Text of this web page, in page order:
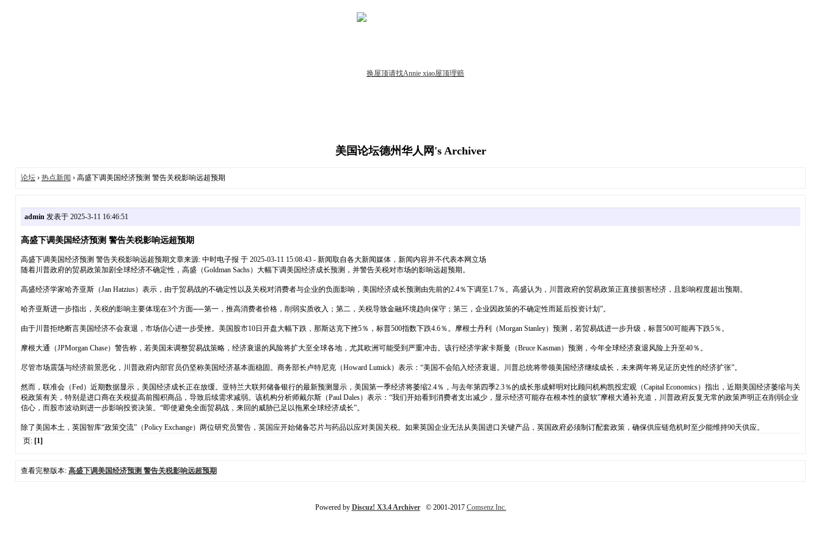
美国论坛德州华人网's Archiver
论坛› 热点新闻 › 高盛下调美国经济预测 警告关税影响远超预期
admin发表于 2025-3-11 16:46:51
高盛下调美国经济预测 警告关税影响远超预期
高盛下调美国经济预测 警告关税影响远超预期文章来源: 中时电子报 于 2025-03-11 15:08:43 - 新闻取自各大新闻媒体，新闻内容并不代表本网立场
随着川普政府的贸易政策加剧全球经济不确定性，高盛（Goldman Sachs）大幅下调美国经济成长预测，并警告关税对市场的影响远超预期。
高盛经济学家哈齐亚斯（Jan Hatzius）表示，由于贸易战的不确定性以及关税对消费者与企业的负面影响，美国经济成长预测由先前的2.4％下调至1.7％。高盛认为，川普政府的贸易政策正直接损害经济，且影响程度超出预期。
哈齐亚斯进一步指出，关税的影响主要体现在3个方面──第一，推高消费者价格，削弱实质收入；第二，关税导致金融环境趋向保守；第三，企业因政策的不确定性而延后投资计划”。
由于川普拒绝断言美国经济不会衰退，市场信心进一步受挫。美国股市10日开盘大幅下跌，那斯达克下挫5％，标普500指数下跌4.6％。摩根士丹利（Morgan Stanley）预测，若贸易战进一步升级，标普500可能再下跌5％。
摩根大通（JPMorgan Chase）警告称，若美国未调整贸易战策略，经济衰退的风险将扩大至全球各地，尤其欧洲可能受到严重冲击。该行经济学家卡斯曼（Bruce Kasman）预测，今年全球经济衰退风险上升至40％。
尽管市场震荡与经济前景恶化，川普政府内部官员仍坚称美国经济基本面稳固。商务部长卢特尼克（Howard Lutnick）表示：“美国不会陷入经济衰退。川普总统将带领美国经济继续成长，未来两年将见证历史性的经济扩张”。
然而，联准会（Fed）近期数据显示，美国经济成长正在放缓。亚特兰大联邦储备银行的最新预测显示，美国第一季经济将萎缩2.4％，与去年第四季2.3％的成长形成鲜明对比顾问机构凯投宏观（Capital Economics）指出，近期美国经济萎缩与关
税政策有关，特别是进口商在关税提高前囤积商品，导致后续需求减弱。该机构分析师戴尔斯（Paul Dales）表示：“我们开始看到消费者支出减少，显示经济可能存在根本性的疲软”摩根大通补充道，川普政府反复无常的政策声明正在削弱企业
信心，而股市波动则进一步影响投资决策。“即使避免全面贸易战，来回的威胁已足以拖累全球经济成长”。
除了美国本土，英国智库“政策交流”（Policy Exchange）两位研究员警告，英国应开始储备芯片与药品以应对美国关税。如果英国企业无法从美国进口关键产品，英国政府必须制订配套政策，确保供应链危机时至少能维持90天供应。
页: [1]
查看完整版本: 高盛下调美国经济预测 警告关税影响远超预期
Powered by Discuz! X3.4 Archiver© 2001-2017 Comsenz Inc.